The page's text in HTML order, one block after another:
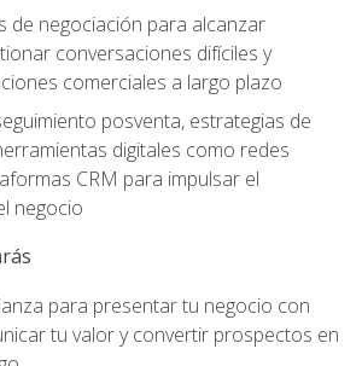
de negociación para alcanzar
conversaciones difíciles y
comerciales a largo plazo
posventa, estrategias de
digitales como redes
CRM para impulsar el
negocio
para presentar tu negocio con
tu valor y convertir prospectos en